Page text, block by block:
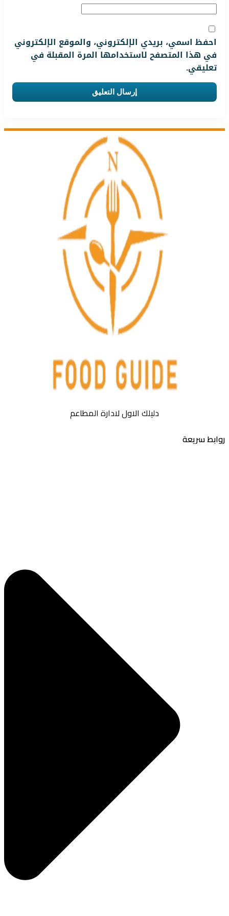
احفظ اسمي، بريدي الإلكتروني، والموقع الإلكتروني
في هذا المتصفح لاستخدامها المرة المقبلة في
تعليقي.
دليلك الاول لادارة المطاعم
سريعة